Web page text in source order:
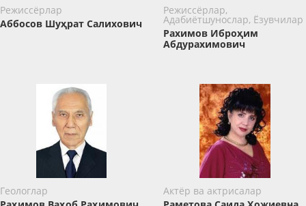
Режиссёрлар
Аббосов Шуҳрат Салихович
Режиссёрлар,
Адабиётшунослар, Ёзувчилар
Рахимов Иброҳим
Абдурахимович
Геологлар
Актёр ва актрисалар